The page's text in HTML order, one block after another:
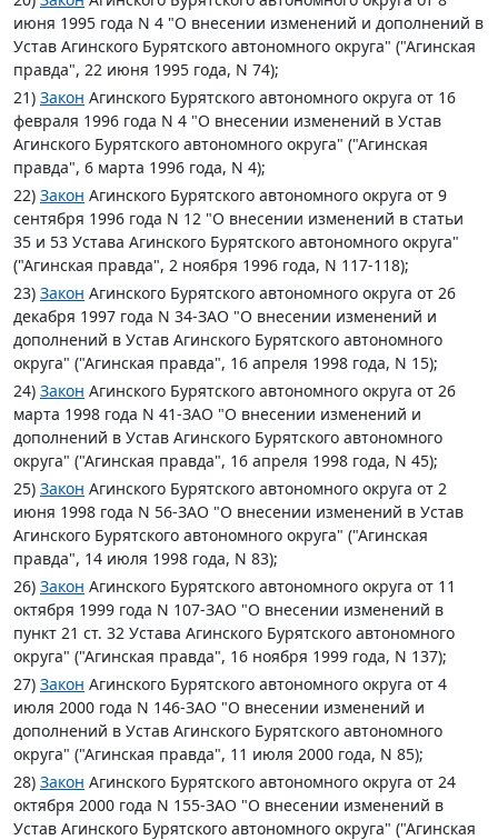
июня 1995 года N 4 "О внесении изменений и дополнений в
Устав Агинского Бурятского автономного округа" ("Агинская
правда", 22 июня 1995 года, N 74);
21) Закон Агинского Бурятского автономного округа от 16
февраля 1996 года N 4 "О внесении изменений в Устав
Агинского Бурятского автономного округа" ("Агинская
правда", 6 марта 1996 года, N 4);
22) Закон Агинского Бурятского автономного округа от 9
сентября 1996 года N 12 "О внесении изменений в статьи
35 и 53 Устава Агинского Бурятского автономного округа"
("Агинская правда", 2 ноября 1996 года, N 117-118);
23) Закон Агинского Бурятского автономного округа от 26
декабря 1997 года N 34-ЗАО "О внесении изменений и
дополнений в Устав Агинского Бурятского автономного
округа" ("Агинская правда", 16 апреля 1998 года, N 15);
24) Закон Агинского Бурятского автономного округа от 26
марта 1998 года N 41-ЗАО "О внесении изменений и
дополнений в Устав Агинского Бурятского автономного
округа" ("Агинская правда", 16 апреля 1998 года, N 45);
25) Закон Агинского Бурятского автономного округа от 2
июня 1998 года N 56-ЗАО "О внесении изменений в Устав
Агинского Бурятского автономного округа" ("Агинская
правда", 14 июля 1998 года, N 83);
26) Закон Агинского Бурятского автономного округа от 11
октября 1999 года N 107-ЗАО "О внесении изменений в
пункт 21 ст. 32 Устава Агинского Бурятского автономного
округа" ("Агинская правда", 16 ноября 1999 года, N 137);
27) Закон Агинского Бурятского автономного округа от 4
июля 2000 года N 146-ЗАО "О внесении изменений и
дополнений в Устав Агинского Бурятского автономного
округа" ("Агинская правда", 11 июля 2000 года, N 85);
28) Закон Агинского Бурятского автономного округа от 24
октября 2000 года N 155-ЗАО "О внесении изменений в
Устав Агинского Бурятского автономного округа" ("Агинская